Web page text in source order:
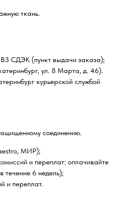
ткань.
СДЭК (пункт выдачи заказа);
ул. 8 Марта, д. 46).
курьерской службой
соединению.
МИР);
и переплат: оплачивайте
течение 6 недель);
и переплат.